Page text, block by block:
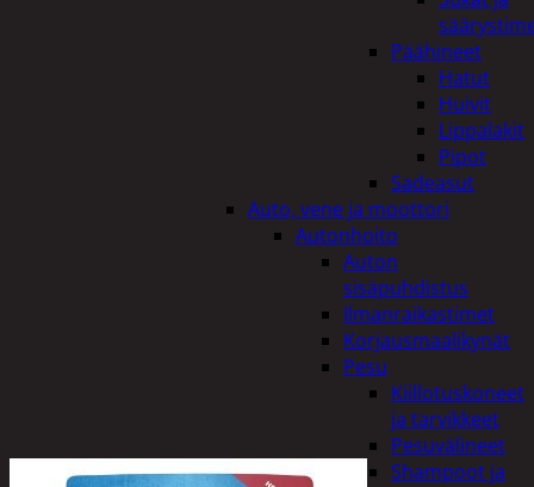
Päähineet
Hatut
Huivit
Lippalakit
Pipot
Sadeasut
Auto, vene ja moottori
Autonhoito
Auton
sisäpuhdistus
Ilmanraikastimet
Korjausmaalikynät
Pesu
Kiillotuskoneet
ja tarvikkeet
Pesuvälineet
Shampoot ja